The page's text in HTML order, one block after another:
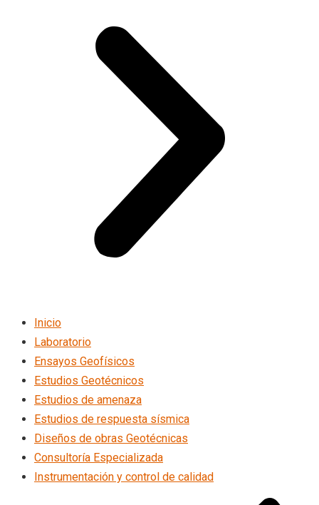
Inicio
Laboratorio
Ensayos Geofísicos
Estudios Geotécnicos
Estudios de amenaza
Estudios de respuesta sísmica
Diseños de obras Geotécnicas
Consultoría Especializada
Instrumentación y control de calidad